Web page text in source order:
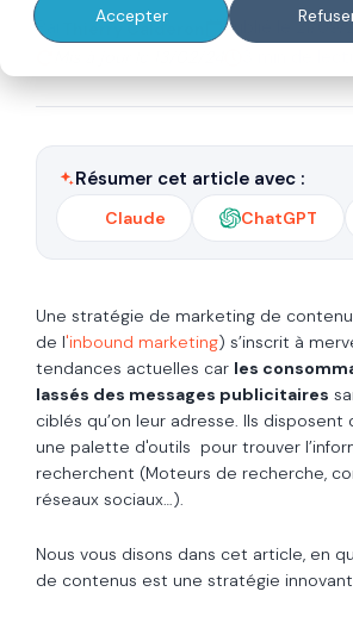
Accepter
Par Thierry Calderon
Publié le 21/09/
Résumer cet article avec :
Claude ChatGPT
Une stratégie de marketing de
de l'inbound marketing) s’inscrit à
tendances actuelles car les
lassés des messages publicitaires
ciblés qu’on leur adresse. Ils
une palette d'outils pour trouver
recherchent (Moteurs de recherche,
réseaux sociaux…).
Nous vous disons dans cet article, en
de contenus est une stratégie